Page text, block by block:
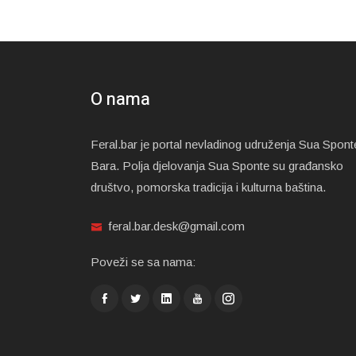
O nama
Feral.bar je portal nevladinog udruženja Sua
Bara. Polja djelovanja Sua Sponte su građansko
društvo, pomorska tradicija i kulturna baština.
feral.bar.desk@gmail.com
Poveži se sa nama: